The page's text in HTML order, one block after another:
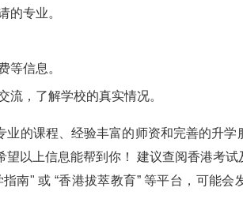
的专业。
等信息。
流，了解学校的真实情况。
的课程、经验丰富的师资和完善的升
以上信息能帮到你！ 建议查阅香港考
南" 或 “香港拔萃教育” 等平台，可能